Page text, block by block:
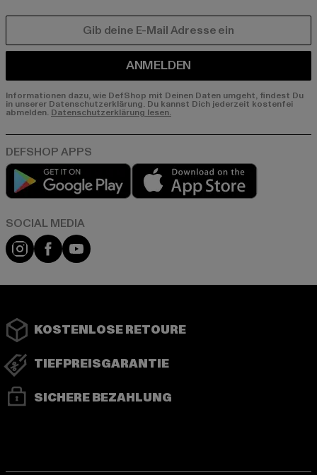
ANMELDEN
Informationen dazu, wie DefShop mit Deinen Daten umgeht, findest Du
in unserer Datenschutzerklärung. Du kannst Dich jederzeit kostenfei
abmelden. Datenschutzerklärung lesen.
Play market
Instagram
FacebookYouTube
KOSTENLOSE RETOURE
TIEFPREISGARANTIE
SICHERE BEZAHLUNG